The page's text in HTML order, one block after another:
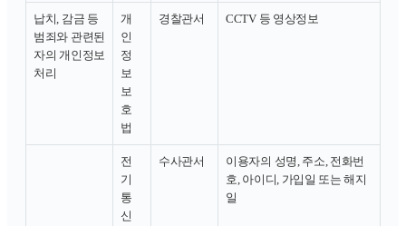
납치, 감금 등
범죄와 관련된
자의 개인정보
처리
개
인
정
보
보
호
법
경찰관서 CCTV 등 영상정보
전
기
통
신
수사관서
이용자의 성명, 주소, 전화번
호, 아이디, 가입일 또는 해지
일